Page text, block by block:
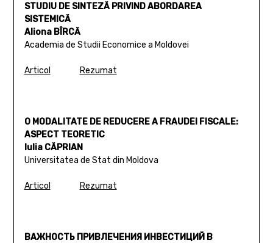
STUDIU DE SINTEZĂ PRIVIND ABORDAREA
SISTEMICĂ
Aliona BÎRCĂ
Academia de Studii Economice a Moldovei
Articol Rezumat
O MODALITATE DE REDUCERE A FRAUDEI FISCALE:
ASPECT TEORETIC
Iulia CĂPRIAN
Universitatea de Stat din Moldova
Articol Rezumat
ВАЖНОСТЬ ПРИВЛЕЧЕНИЯ ИНВЕСТИЦИЙ В